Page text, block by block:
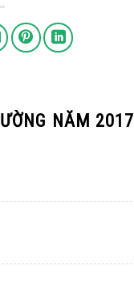
NĂM 2017